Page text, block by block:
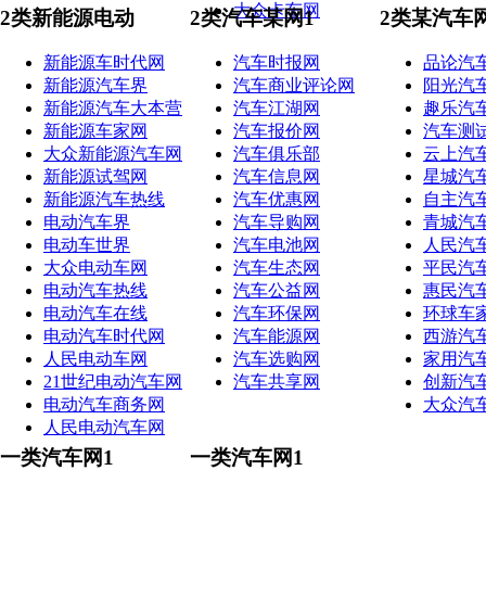
大众卡车网
2类新能源电动
新能源车时代网
新能源汽车界
新能源汽车大本营
新能源车家网
大众新能源汽车网
新能源试驾网
新能源汽车热线
电动汽车界
电动车世界
大众电动车网
电动汽车热线
电动汽车在线
电动汽车时代网
人民电动车网
21世纪电动汽车网
电动汽车商务网
人民电动汽车网
2类汽车某网1
汽车时报网
汽车商业评论网
汽车江湖网
汽车报价网
汽车俱乐部
汽车信息网
汽车优惠网
汽车导购网
汽车电池网
汽车生态网
汽车公益网
汽车环保网
汽车能源网
汽车选购网
汽车共享网
2类某汽车
品论汽
阳光汽
趣乐汽
汽车测
云上汽
星城汽
自主汽
青城汽
人民汽
平民汽
惠民汽
环球车
西游汽
家用汽
创新汽
大众汽
一类汽车网1 一类汽车网1